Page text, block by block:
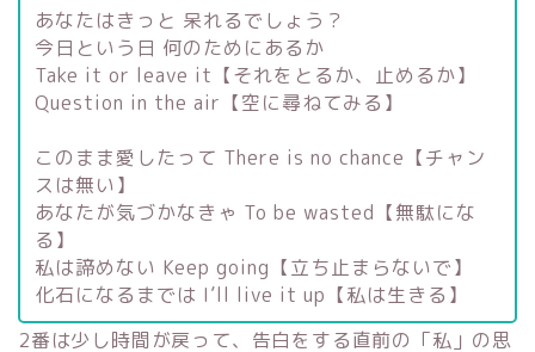
あなたはきっと 呆れるでしょう？
今日という日 何のためにあるか
Take it or leave it【それをとるか、止めるか】
Question in the air【空に尋ねてみる】
このまま愛したって There is no chance【チャン
スは無い】
あなたが気づかなきゃ To be wasted【無駄にな
る】
私は諦めない Keep going【立ち止まらないで】
化石になるまでは I’ll live it up【私は生きる】
2番は少し時間が戻って、告白をする直前の「私」の思